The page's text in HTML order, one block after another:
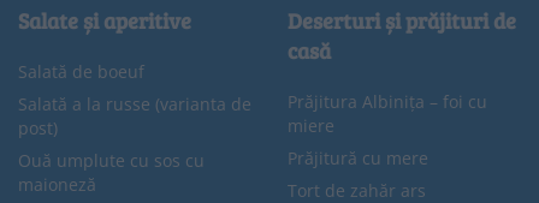
Salate și aperitive
Salată de boeuf
Salată a la russe (varianta de
post)
Ouă umplute cu sos cu
maioneză
Deserturi și prăjituri de
casă
Prăjitura Albinița – foi cu
miere
Prăjitură cu mere
Tort de zahăr ars